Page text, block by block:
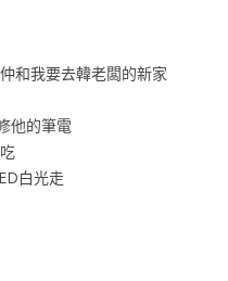
和我要去韓老闆的新家
他的筆電
白光走